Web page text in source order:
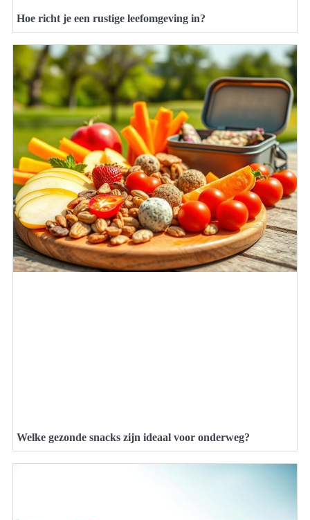
Hoe richt je een rustige leefomgeving in?
Welke gezonde snacks zijn ideaal voor onderweg?